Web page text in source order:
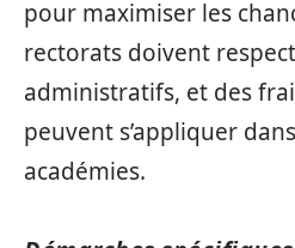
pour maximiser les
rectorats doivent
administratifs, et des
peuvent s’appliquer
académies.